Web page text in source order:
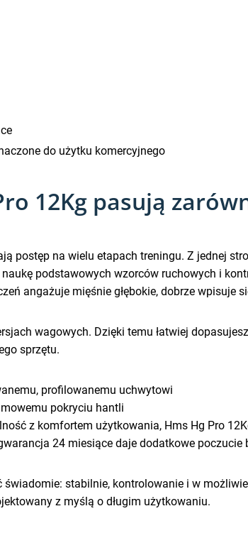
do użytku komercyjnego
12Kg pasują
postęp na wielu etapach treningu. Z jednej
podstawowych wzorców ruchowych i
angażuje mięśnie głębokie, dobrze wpisuje
wagowych. Dzięki temu łatwiej
sprzętu.
profilowanemu uchwytowi
pokryciu hantli
z komfortem użytkowania, Hms Hg Pro
24 miesiące daje dodatkowe poczucie
stabilnie, kontrolowanie i w
z myślą o długim użytkowaniu.